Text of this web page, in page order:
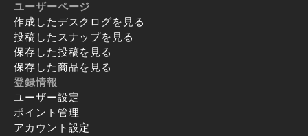
ユーザーページ
作成したデスクログを見る
投稿したスナップを見る
保存した投稿を見る
保存した商品を見る
登録情報
ユーザー設定
ポイント管理
アカウント設定